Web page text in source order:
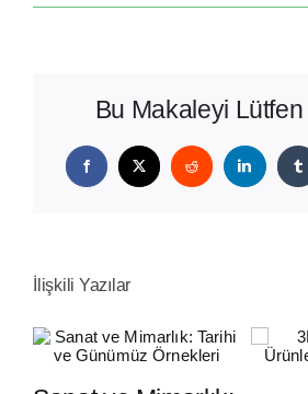
Bu Makaleyi
FacebookX Reddit LinkedIn
İlişkili Yazılar